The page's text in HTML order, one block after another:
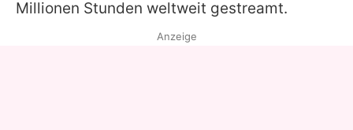
Millionen Stunden weltweit gestreamt.
Anzeige